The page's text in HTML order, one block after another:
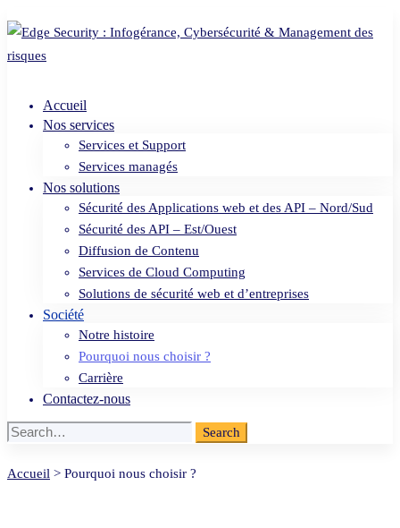
Accueil
Nos services
Services et Support
Services managés
Nos solutions
Sécurité des Applications web et des API – Nord/Sud
Sécurité des API – Est/Ouest
Diffusion de Contenu
Services de Cloud Computing
Solutions de sécurité web et d’entreprises
Société
Notre histoire
Pourquoi nous choisir ?
Carrière
Contactez-nous
Search
Search
Pourquoi
Accueil > Pourquoi nous choisir ?